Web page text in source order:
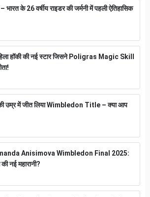
के 26 वर्षीय राइडर की जर्मनी में पहली ऐतिहासिक
हॉकी की नई स्टार जिसने Poligras Magic Skill
उम्र में जीत लिया Wimbledon Title – क्या आप
Anisimova Wimbledon Final 2025:
नई महारानी?